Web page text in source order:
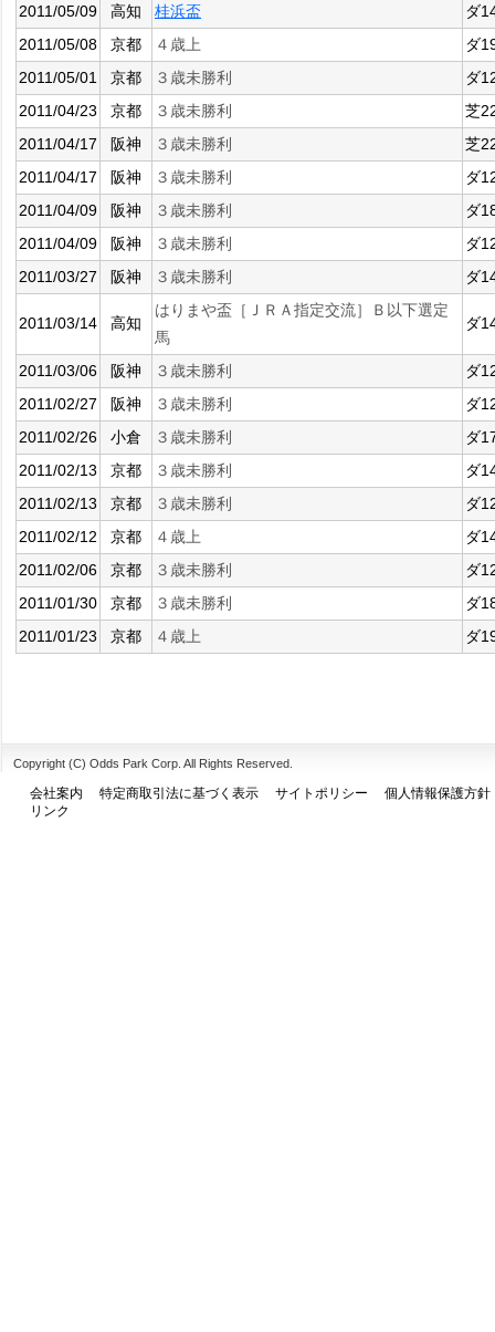
2011/05/09
高知 桂浜盃
ダ
2011/05/08
京都 ４歳上
ダ
2011/05/01
京都 ３歳未勝利
ダ
2011/04/23
京都 ３歳未勝利
芝
2011/04/17
阪神 ３歳未勝利
芝
2011/04/17
阪神 ３歳未勝利
ダ
2011/04/09
阪神 ３歳未勝利
ダ
2011/04/09
阪神 ３歳未勝利
ダ
2011/03/27
阪神 ３歳未勝利 ダ
2011/03/14 高知
はりまや盃［ＪＲＡ指定交流］Ｂ以下選定
馬
ダ
2011/03/06 阪神 ３歳未勝利
ダ
2011/02/27
阪神 ３歳未勝利
ダ
2011/02/26
小倉 ３歳未勝利
ダ
2011/02/13
京都 ３歳未勝利
ダ
2011/02/13
京都 ３歳未勝利
ダ
2011/02/12
京都 ４歳上
ダ
2011/02/06
京都 ３歳未勝利
ダ
2011/01/30
京都 ３歳未勝利
ダ
2011/01/23
京都 ４歳上 ダ
Copyright (C) Odds Park Corp. All Rights Reserved.
会社案内 特定商取引法に基づく表示 サイトポリシー
個人情報保護方針
リンク